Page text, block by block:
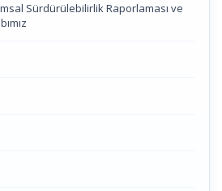
Sürdürülebilirlik Raporlaması ve